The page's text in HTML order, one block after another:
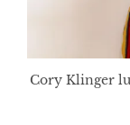
Cory Klinger